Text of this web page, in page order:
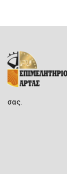
σας.